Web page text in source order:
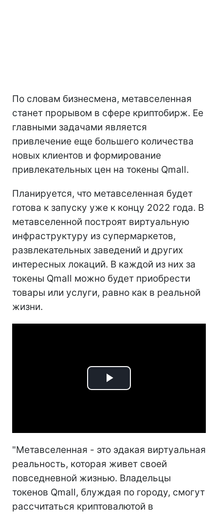
По словам бизнесмена, метавселенная
станет прорывом в сфере криптобирж. Ее
главными задачами является
привлечение еще большего количества
новых клиентов и формирование
привлекательных цен на токены Qmall.
Планируется, что метавселенная будет
готова к запуску уже к концу 2022 года. В
метавселенной построят виртуальную
инфраструктуру из супермаркетов,
развлекательных заведений и других
интересных локаций. В каждой из них за
токены Qmall можно будет приобрести
товары или услуги, равно как в реальной
жизни.
Play
"Метавселенная - это эдакая виртуальная
реальность, которая живет своей
повседневной жизнью. Владельцы
токенов Qmall, блуждая по городу, смогут
рассчитаться криптовалютой в